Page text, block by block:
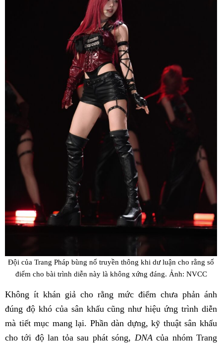
Đội của Trang Pháp bùng nổ truyền thông khi dư luận cho rằng số
điểm cho bài trình diễn này là không xứng đáng. Ảnh: NVCC
Không ít khán giả cho rằng mức điểm chưa phản ánh
đúng độ khó của sân khấu cũng như hiệu ứng trình diễn
mà tiết mục mang lại. Phần dàn dựng, kỹ thuật sân khấu
cho tới độ lan tỏa sau phát sóng, DNAcủa nhóm Trang